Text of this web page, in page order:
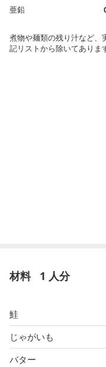
亜鉛
煮物や麺類の残り汁など、
記リストから除いてありま
材料 1 人分
鮭
じゃがいも
バター